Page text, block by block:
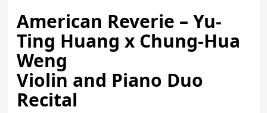
American Reverie – Yu-
Ting Huang x Chung-Hua
Weng
Violin and Piano Duo
Recital